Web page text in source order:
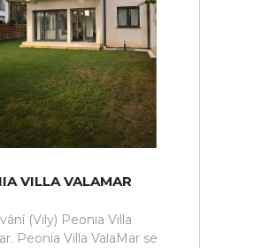
VILLA VALAMAR
(Vily) Peonia Villa
Peonia Villa ValaMar se